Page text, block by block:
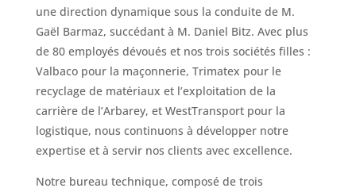
une direction dynamique sous la conduite de M.
Gaël Barmaz, succédant à M. Daniel Bitz. Avec plus
de 80 employés dévoués et nos trois sociétés filles :
Valbaco pour la maçonnerie, Trimatex pour le
recyclage de matériaux et l’exploitation de la
carrière de l’Arbarey, et WestTransport pour la
logistique, nous continuons à développer notre
expertise et à servir nos clients avec excellence.
Notre bureau technique, composé de trois